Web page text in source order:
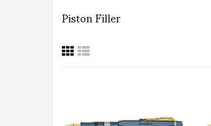
Piston Filler